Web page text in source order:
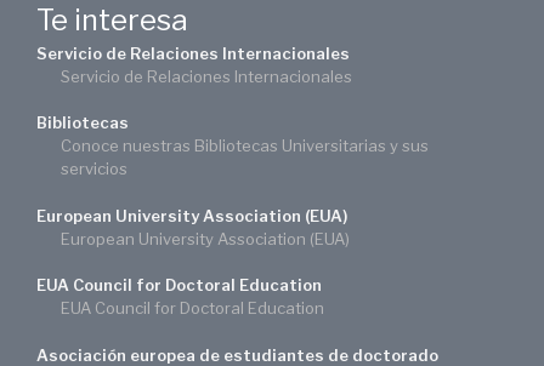
Te interesa
Servicio de Relaciones Internacionales
Servicio de Relaciones Internacionales
Bibliotecas
Conoce nuestras Bibliotecas Universitarias y sus
servicios
European University Association (EUA)
European University Association (EUA)
EUA Council for Doctoral Education
EUA Council for Doctoral Education
Asociación europea de estudiantes de doctorado